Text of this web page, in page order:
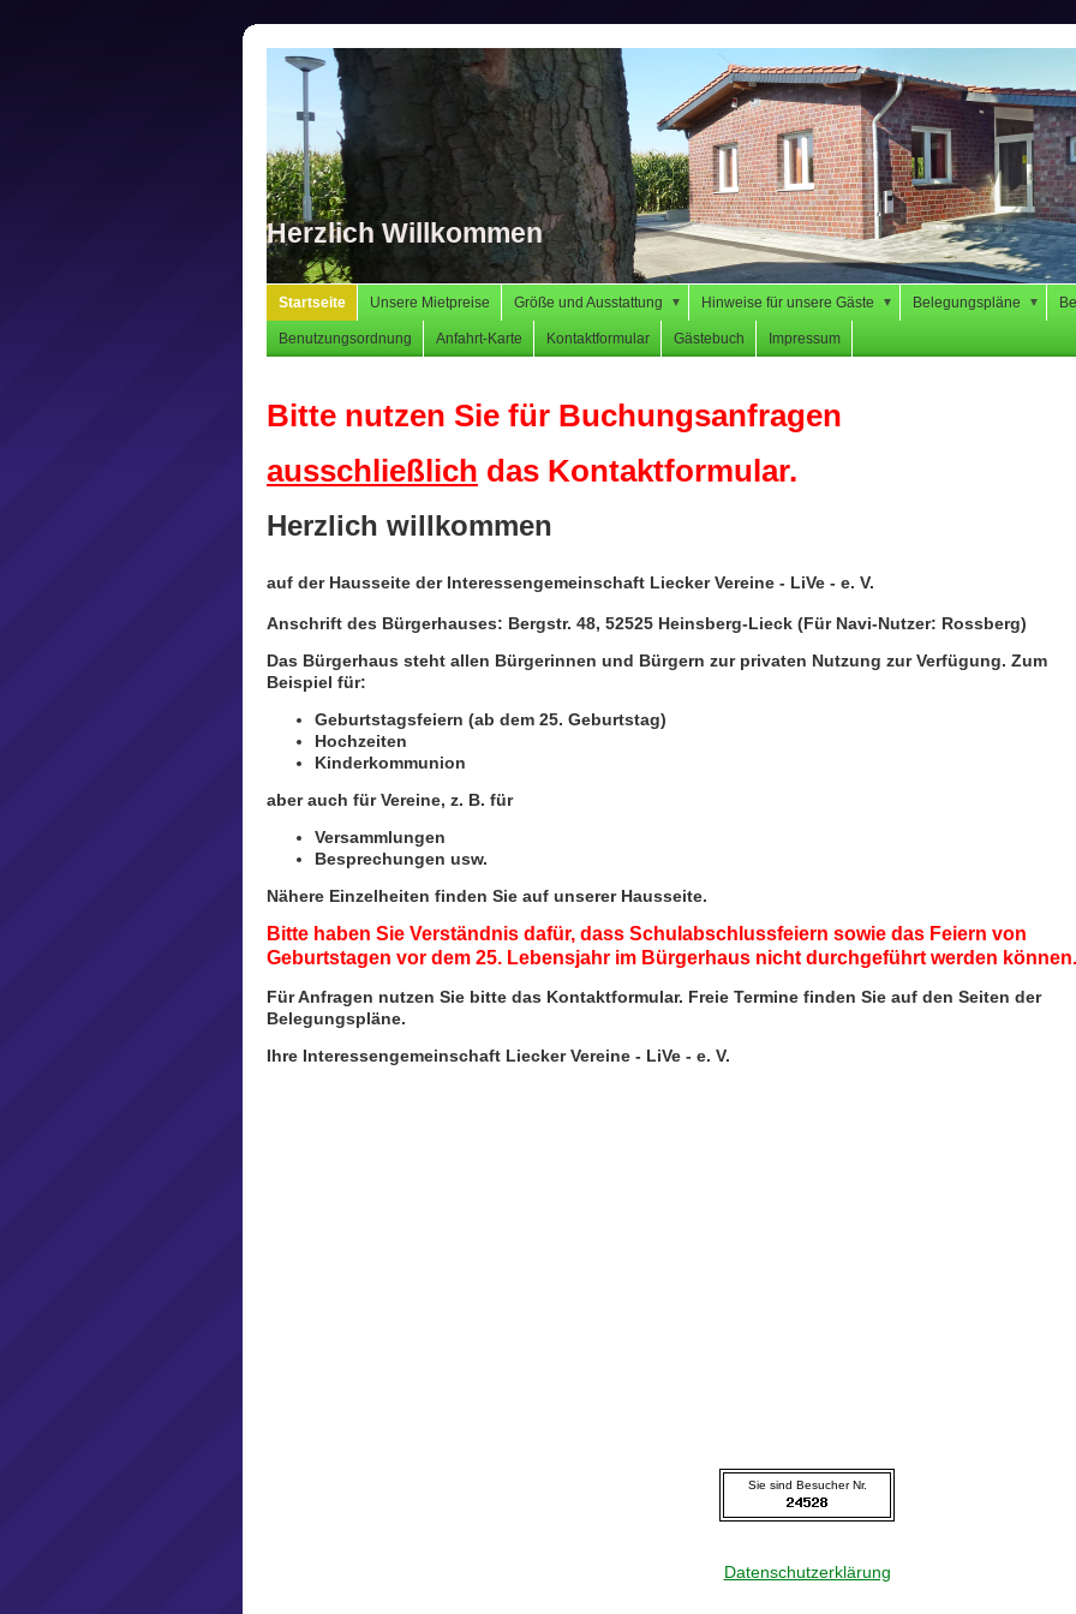
Herzlich Willkommen
Startseite Unsere Mietpreise Größe und Ausstattung▼ Hinweise für unsere Gäste▼ Belegungspläne▼
Benutzungsordnung Anfahrt-Karte Kontaktformular Gästebuch Impressum
Bitte nutzen Sie für Buchungsanfragen
ausschließlich das Kontaktformular.
Herzlich willkommen
auf der Hausseite der Interessengemeinschaft Liecker Vereine - LiVe - e. V.
Anschrift des Bürgerhauses: Bergstr. 48, 52525 Heinsberg-Lieck (Für Navi-Nutzer: Rossberg)
Das Bürgerhaus steht allen Bürgerinnen und Bürgern zur privaten Nutzung zur Verfügung. Zum
Beispiel für:
Geburtstagsfeiern (ab dem 25. Geburtstag)
Hochzeiten
Kinderkommunion
aber auch für Vereine, z. B. für
Versammlungen
Besprechungen usw.
Nähere Einzelheiten finden Sie auf unserer Hausseite.
Bitte haben Sie Verständnis dafür, dass Schulabschlussfeiern sowie das Feiern von
Geburtstagen vor dem 25. Lebensjahr im Bürgerhaus nicht durchgeführt werden können.
Für Anfragen nutzen Sie bitte das Kontaktformular. Freie Termine finden Sie auf den Seiten der
Belegungspläne.
Ihre Interessengemeinschaft Liecker Vereine - LiVe - e. V.
Sie sind Besucher Nr.
Datenschutzerklärung